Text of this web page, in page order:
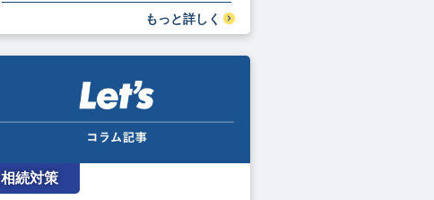
もっと詳しく
相続対策